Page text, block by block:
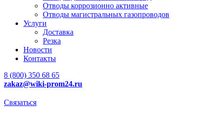
Отводы коррозионно активные
Отводы магистральных газопроводов
Услуги
Доставка
Резка
Новости
Контакты
8 (800) 350 68 65
zakaz@wiki-prom24.ru
Связаться